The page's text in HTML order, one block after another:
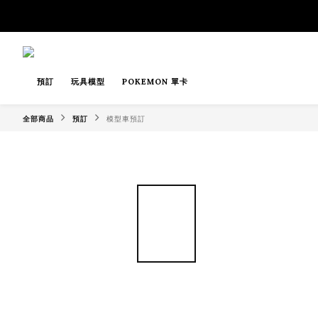
預訂 玩具模型 POKEMON 單卡
全部商品 預訂 模型車預訂